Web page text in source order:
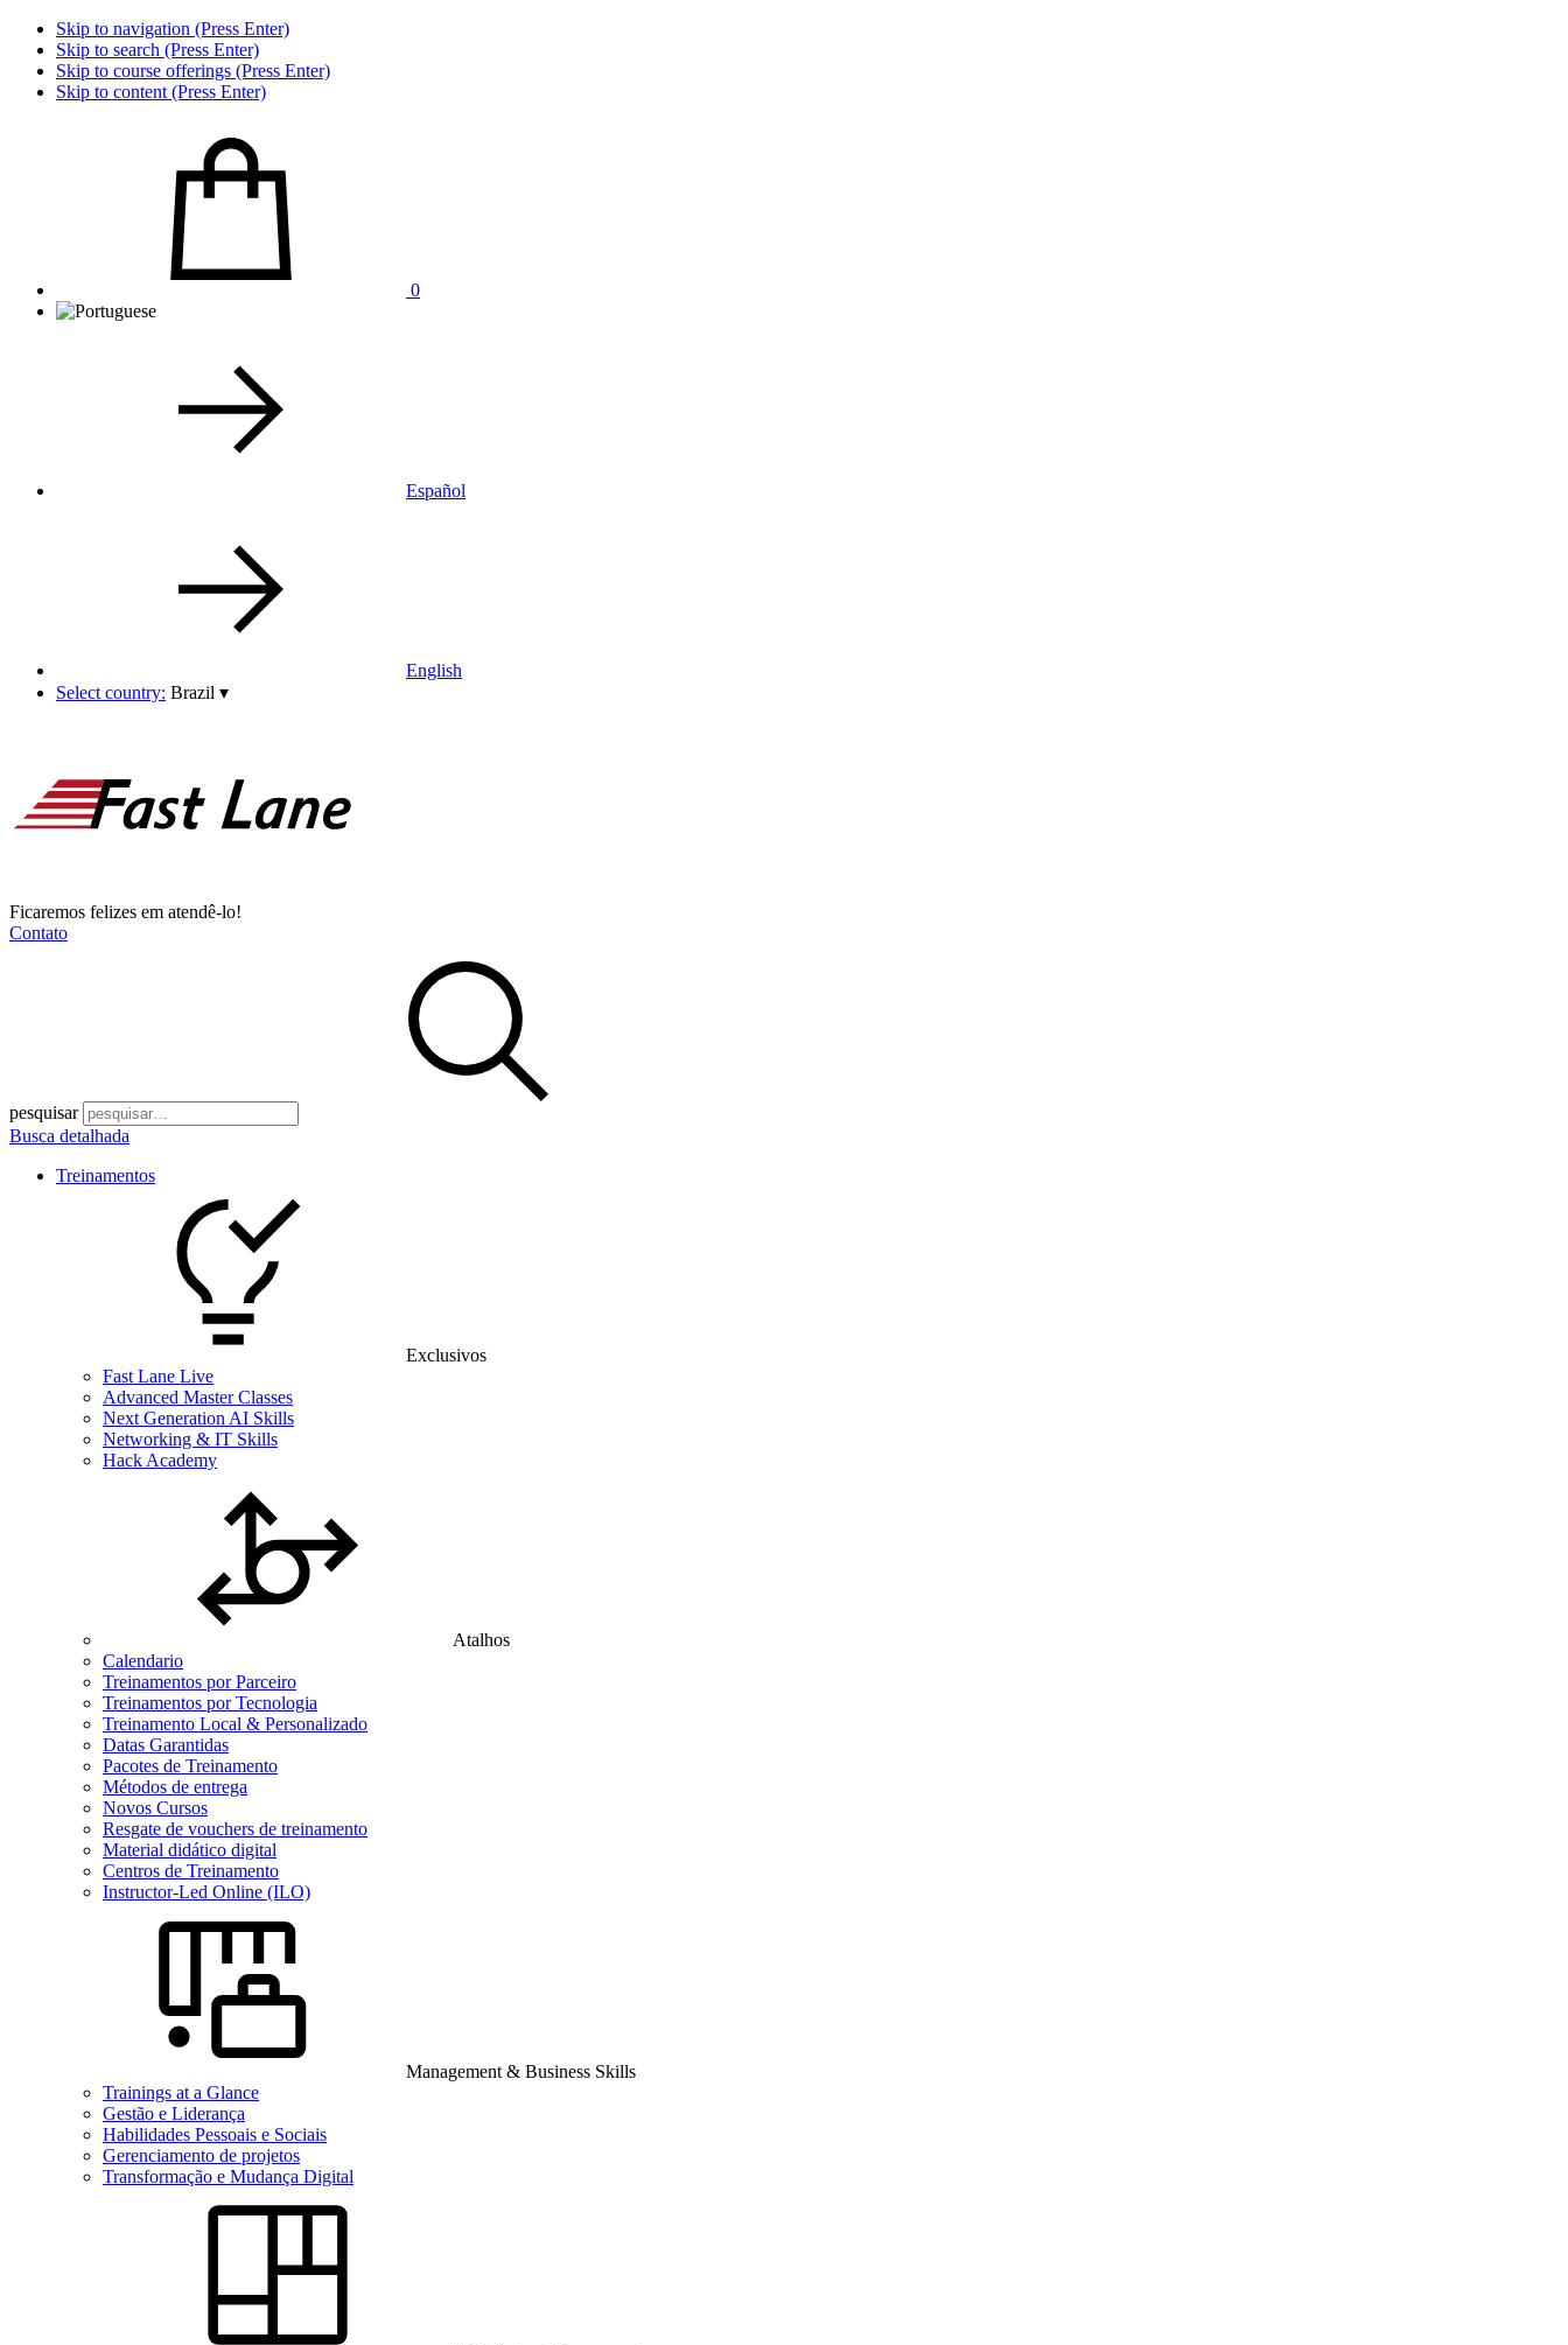
Skip to navigation (Press Enter)
Skip to search (Press Enter)
Skip to course offerings (Press Enter)
Skip to content (Press Enter)
0
Español
English
Select country: Brazil ▾
Ficaremos felizes em atendê-lo!
Contato
pesquisar
Busca detalhada
Treinamentos
Exclusivos
Fast Lane Live
Advanced Master Classes
Next Generation AI Skills
Networking & IT Skills
Hack Academy
Atalhos
Calendario
Treinamentos por Parceiro
Treinamentos por Tecnologia
Treinamento Local & Personalizado
Datas Garantidas
Pacotes de Treinamento
Métodos de entrega
Novos Cursos
Resgate de vouchers de treinamento
Material didático digital
Centros de Treinamento
Instructor-Led Online (ILO)
Management & Business Skills
Trainings at a Glance
Gestão e Liderança
Habilidades Pessoais e Sociais
Gerenciamento de projetos
Transformação e Mudança Digital